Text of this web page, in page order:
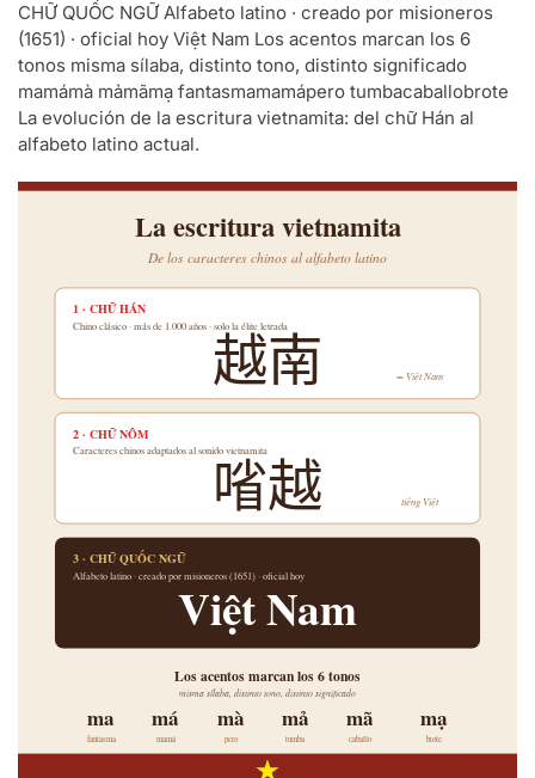
CHỮ QUỐC NGỮ Alfabeto latino · creado por misioneros
(1651) · oficial hoy Việt Nam Los acentos marcan los 6
tonos misma sílaba, distinto tono, distinto significado
mamámà mảmãmạ fantasmamamápero tumbacaballobrote
La evolución de la escritura vietnamita: del chữ Hán al
alfabeto latino actual.
La escritura vietnamita
De los caracteres chinos al alfabeto latino
1 · CHỮ HÁN
Chino clásico · más de 1.000 años · solo la élite letrada
越南 = Việt Nam
2 · CHỮ NÔM
Caracteres chinos adaptados al sonido vietnamita㗂越 tiếng Việt
3 · CHỮ QUỐC NGỮ
Alfabeto latino · creado por misioneros (1651) · oficial hoy
Việt Nam
Los acentos marcan los 6 tonos
misma sílaba, distinto tono, distinto significado
ma má mà mả mã mạ
fantasma mamá pero tumba caballo brote